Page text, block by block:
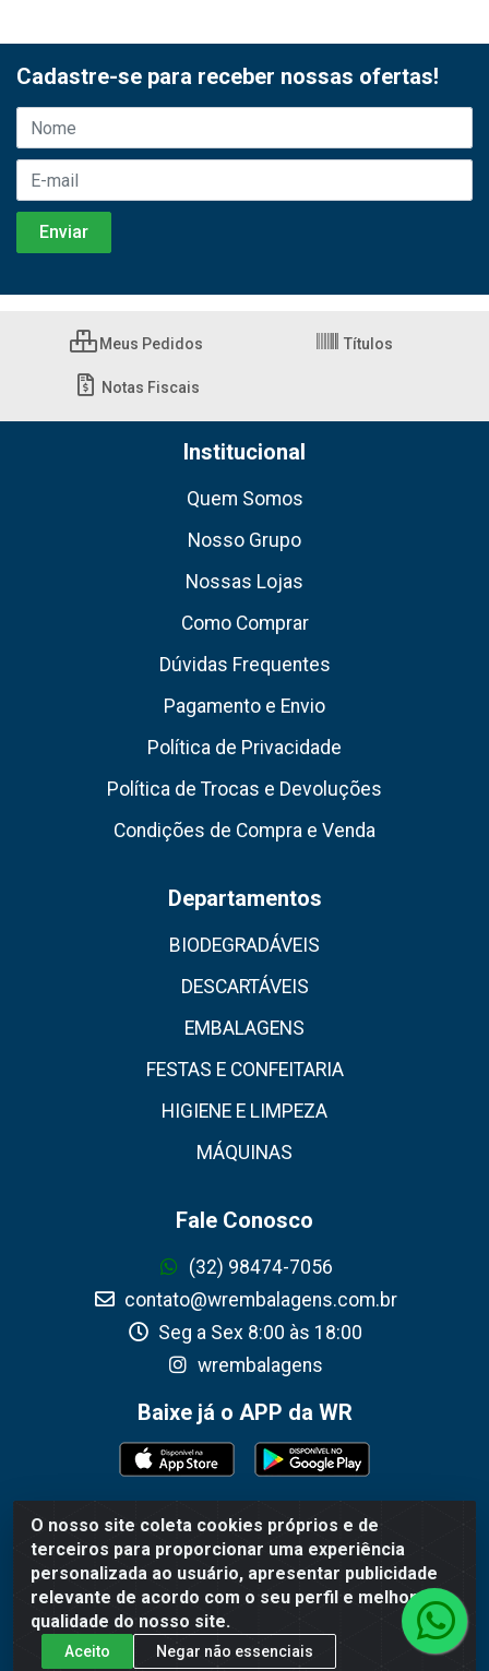
O nosso site coleta cookies próprios e de
terceiros para proporcionar uma experiência
personalizada ao usuário, apresentar publicidade
relevante de acordo com o seu perfil e melhorar a
qualidade do nosso site.
Aceito Negar não essenciais
Cadastre-se para receber nossas ofertas!
Meus Pedidos Títulos
Notas Fiscais
Institucional
Quem Somos
Nosso Grupo
Nossas Lojas
Como Comprar
Dúvidas Frequentes
Pagamento e Envio
Política de Privacidade
Política de Trocas e Devoluções
Condições de Compra e Venda
Departamentos
BIODEGRADÁVEIS
DESCARTÁVEIS
EMBALAGENS
FESTAS E CONFEITARIA
HIGIENE E LIMPEZA
MÁQUINAS
Fale Conosco
(32) 98474-7056
contato@wrembalagens.com.br
Seg a Sex 8:00 às 18:00
wrembalagens
Baixe já o APP da WR
WR Embalagens - R. Cel. Teodoro Gomes de Araújo, 1360 -
Grogotó - Barbacena / MG - CEP 36202-628 - CNPJ
02.692.206/0001-55